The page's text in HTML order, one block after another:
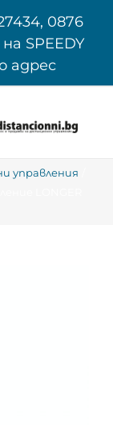
0876
SPEEDY
адрес
управления